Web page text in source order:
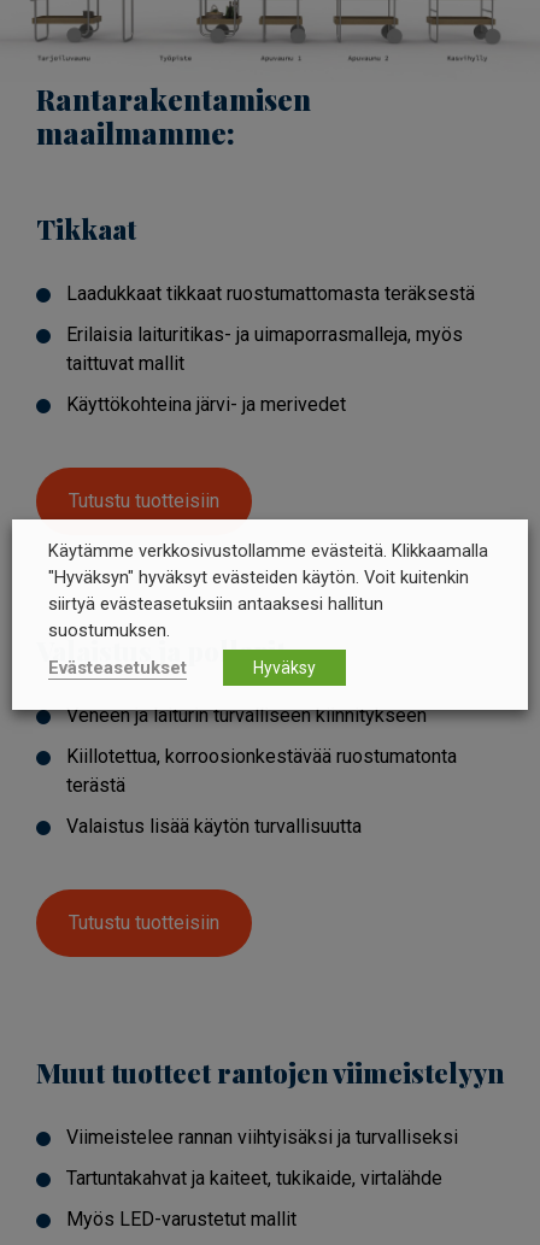
Rantarakentamisen
maailmamme:
Tikkaat
Laadukkaat tikkaat ruostumattomasta teräksestä
Erilaisia laituritikas- ja uimaporrasmalleja, myös
taittuvat mallit
Käyttökohteina järvi- ja merivedet
Tutustu tuotteisiin
Valaistus ja pollarit
Veneen ja laiturin turvalliseen kiinnitykseen
Kiillotettua, korroosionkestävää ruostumatonta
terästä
Valaistus lisää käytön turvallisuutta
Tutustu tuotteisiin
Muut tuotteet rantojen viimeistelyyn
Viimeistelee rannan viihtyisäksi ja turvalliseksi
Tartuntakahvat ja kaiteet, tukikaide, virtalähde
Myös LED-varustetut mallit
Käytämme verkkosivustollamme evästeitä. Klikkaamalla
"Hyväksyn" hyväksyt evästeiden käytön. Voit kuitenkin
siirtyä evästeasetuksiin antaaksesi hallitun
suostumuksen.
Evästeasetukset
Hyväksy